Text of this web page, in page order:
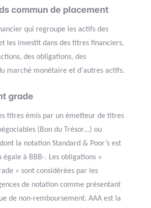
commun de placement
qui regroupe les actifs des
les investit dans des titres financiers,
des obligations, des
marché monétaire et d'autres actifs.
grade
titres émis par un émetteur de titres
(Bon du Trésor…) ou
la notation Standard & Poor’s est
égale à BBB-. Les obligations «
» sont considérées par les
de notation comme présentant
de non-remboursement. AAA est la